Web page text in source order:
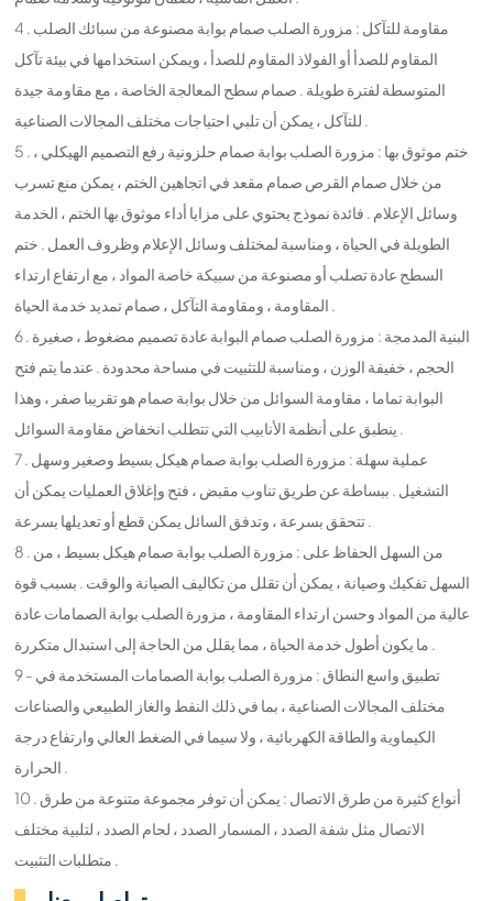
4 . مقاومة للتآكل : مزورة الصلب صمام بوابة مصنوعة من سبائك الصلب
المقاوم للصدأ أو الفولاذ المقاوم للصدأ ، ويمكن استخدامها في بيئة تآكل
المتوسطة لفترة طويلة . صمام سطح المعالجة الخاصة ، مع مقاومة جيدة
للتآكل ، يمكن أن تلبي احتياجات مختلف المجالات الصناعية .
5 . ختم موثوق بها : مزورة الصلب بوابة صمام حلزونية رفع التصميم الهيكلي ،
من خلال صمام القرص صمام مقعد في اتجاهين الختم ، يمكن منع تسرب
وسائل الإعلام . فائدة نموذج يحتوي على مزايا أداء موثوق بها الختم ، الخدمة
الطويلة في الحياة ، ومناسبة لمختلف وسائل الإعلام وظروف العمل . ختم
السطح عادة تصلب أو مصنوعة من سبيكة خاصة المواد ، مع ارتفاع ارتداء
المقاومة ، ومقاومة التآكل ، صمام تمديد خدمة الحياة .
6 . البنية المدمجة : مزورة الصلب صمام البوابة عادة تصميم مضغوط ، صغيرة
الحجم ، خفيفة الوزن ، ومناسبة للتثبيت في مساحة محدودة . عندما يتم فتح
البوابة تماما ، مقاومة السوائل من خلال بوابة صمام هو تقريبا صفر ، وهذا
ينطبق على أنظمة الأنابيب التي تتطلب انخفاض مقاومة السوائل .
7 . عملية سهلة : مزورة الصلب بوابة صمام هيكل بسيط وصغير وسهل
التشغيل . ببساطة عن طريق تناوب مقبض ، فتح وإغلاق العمليات يمكن أن
تتحقق بسرعة ، وتدفق السائل يمكن قطع أو تعديلها بسرعة .
8 . من السهل الحفاظ على : مزورة الصلب بوابة صمام هيكل بسيط ، من
السهل تفكيك وصيانة ، يمكن أن تقلل من تكاليف الصيانة والوقت . بسبب قوة
عالية من المواد وحسن ارتداء المقاومة ، مزورة الصلب بوابة الصمامات عادة
ما يكون أطول خدمة الحياة ، مما يقلل من الحاجة إلى استبدال متكررة .
9 - تطبيق واسع النطاق : مزورة الصلب بوابة الصمامات المستخدمة في
مختلف المجالات الصناعية ، بما في ذلك النفط والغاز الطبيعي والصناعات
الكيماوية والطاقة الكهربائية ، ولا سيما في الضغط العالي وارتفاع درجة
الحرارة .
10 . أنواع كثيرة من طرق الاتصال : يمكن أن توفر مجموعة متنوعة من طرق
الاتصال مثل شفة الصدد ، المسمار الصدد ، لحام الصدد ، لتلبية مختلف
متطلبات التثبيت .